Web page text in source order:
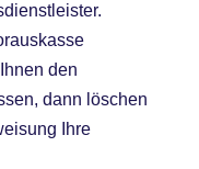
den
dann löschen
Ihre